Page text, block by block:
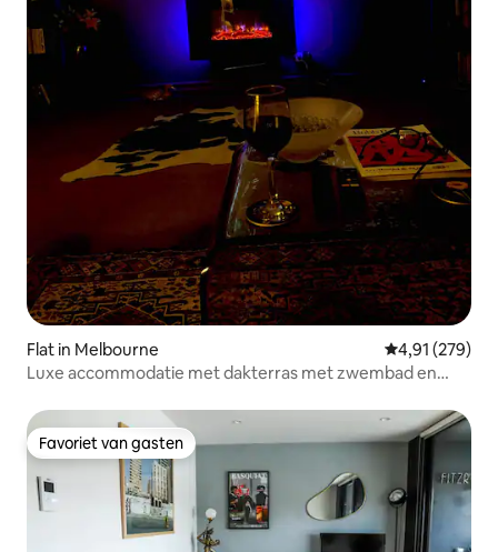
Flat in Melbourne Gemiddelde
4,91 (279)
Luxe accommodatie met dakterras met zwembad en
Favoriet van gasten
Favoriet van gasten